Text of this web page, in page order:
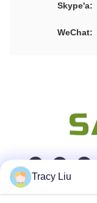
Skype'a:
WeChat:
Tracy Liu